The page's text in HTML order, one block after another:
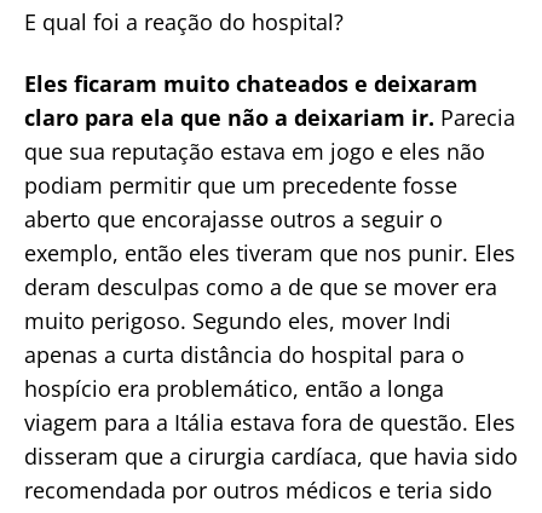
E qual foi a reação do hospital?
Eles ficaram muito chateados e deixaram
claro para ela que não a deixariam ir. Parecia
que sua reputação estava em jogo e eles não
podiam permitir que um precedente fosse
aberto que encorajasse outros a seguir o
exemplo, então eles tiveram que nos punir. Eles
deram desculpas como a de que se mover era
muito perigoso. Segundo eles, mover Indi
apenas a curta distância do hospital para o
hospício era problemático, então a longa
viagem para a Itália estava fora de questão. Eles
disseram que a cirurgia cardíaca, que havia sido
recomendada por outros médicos e teria sido